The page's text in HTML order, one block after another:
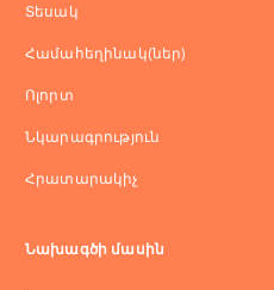
Տեսակ
Համահեղինակ(ներ)
Ոլորտ
Նկարագրություն
Հրատարակիչ
Նախագծի մասին